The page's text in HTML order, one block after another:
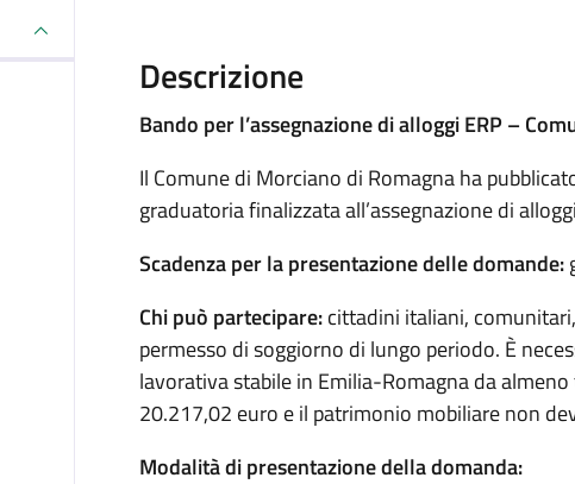
Descrizione
Bando per l’assegnazione di alloggi ERP –
Il Comune di Morciano di Romagna ha
graduatoria finalizzata all’assegnazione di
Scadenza per la presentazione delle domande:
Chi può partecipare:cittadini italiani,
permesso di soggiorno di lungo periodo. È
lavorativa stabile in Emilia-Romagna da
20.217,02 euro e il patrimonio mobiliare non
Modalità di presentazione della domanda: